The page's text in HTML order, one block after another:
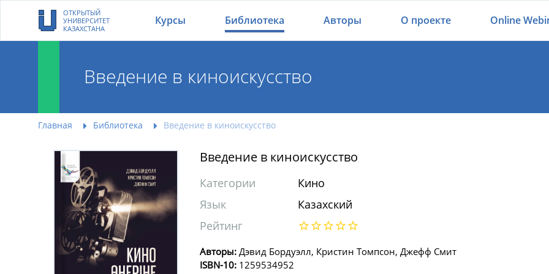
ОТКРЫТЫЙ
УНИВЕРСИТЕТ
КАЗАХСТАНА
Курсы Библиотека Авторы О проекте Online
Введение в киноискусство
Главная Библиотека Введение в киноискусство
Введение в киноискусство
Категории
Кино
Язык
Казахский
Рейтинг
Авторы: Дэвид Бордуэлл, Кристин Томпсон, Джефф Смит
ISBN-10: 1259534952